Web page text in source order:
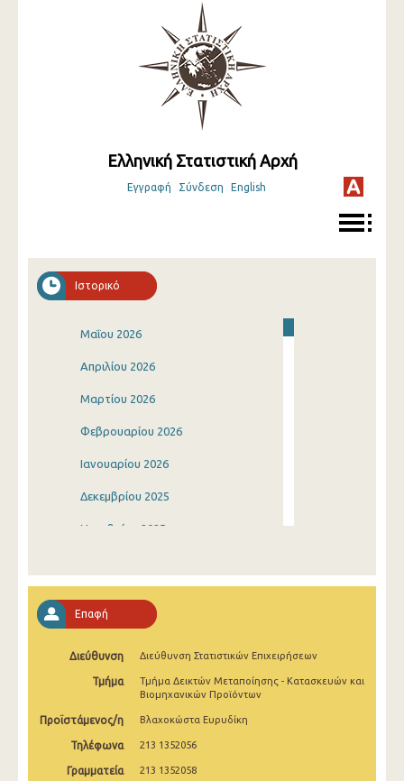
Ελληνική Στατιστική Αρχή
Εγγραφή Σύνδεση English
Ιστορικό
Μαΐου 2026
Απριλίου 2026
Μαρτίου 2026
Φεβρουαρίου 2026
Ιανουαρίου 2026
Δεκεμβρίου 2025
Νοεμβρίου 2025
Αυγούστου 2025
Ιουλίου 2025
Ιουνίου 2025
Μαΐου 2025
Επαφή
Διεύθυνση Διεύθυνση Στατιστικών Επιχειρήσεων
Τμήμα
Τμήμα Δεικτών Μεταποίησης - Κατασκευών και
Βιομηχανικών Προϊόντων
Προϊστάμενος/η Βλαχοκώστα Ευρυδίκη
Τηλέφωνα 213 1352056
Γραμματεία 213 1352058